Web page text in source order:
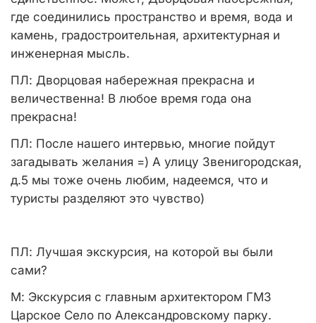
где соединились пространство и время, вода и
камень, градостроительная, архитектурная и
инженерная мысль.
ПЛ: Дворцовая набережная прекрасна и
величественна! В любое время года она
прекрасна!
ПЛ: После нашего интервью, многие пойдут
загадывать желания =) А улицу Звенигородская,
д.5 мы тоже очень любим, надеемся, что и
туристы разделяют это чувство)
ПЛ: Лучшая экскурсия, на которой вы были
сами?
М: Экскурсия с главным архитектором ГМЗ
Царское Село по Александровскому парку.